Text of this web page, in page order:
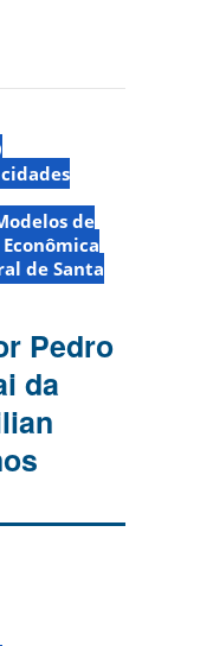
de
de Santa
Pedro
da